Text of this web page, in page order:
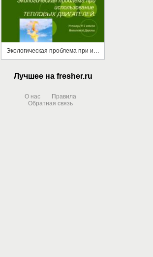
Экологическая проблема при использование тепловых двигателей
Лучшее на fresher.ru
О нас
Правила
Обратная связь